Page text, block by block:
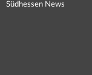
Südhessen News